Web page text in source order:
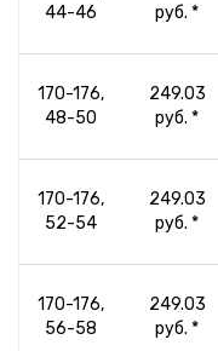
44-46
руб. *
170-176,
48-50
249.03
руб. *
170-176,
52-54
249.03
руб. *
170-176,
56-58
249.03
руб. *